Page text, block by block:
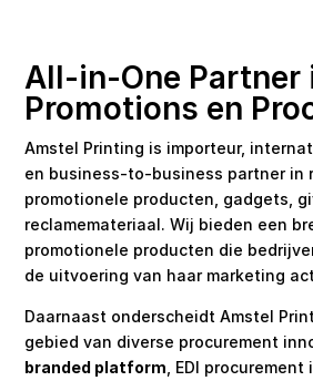
All-in-One Partner
Promotions en
Amstel Printing is importeur,
en business-to-business partner in
promotionele producten, gadgets,
reclamemateriaal. Wij bieden een
promotionele producten die
de uitvoering van haar marketing
Daarnaast onderscheidt Amstel
gebied van diverse procurement
branded platform , EDI